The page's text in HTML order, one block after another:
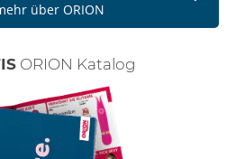
über ORION
ORION Katalog